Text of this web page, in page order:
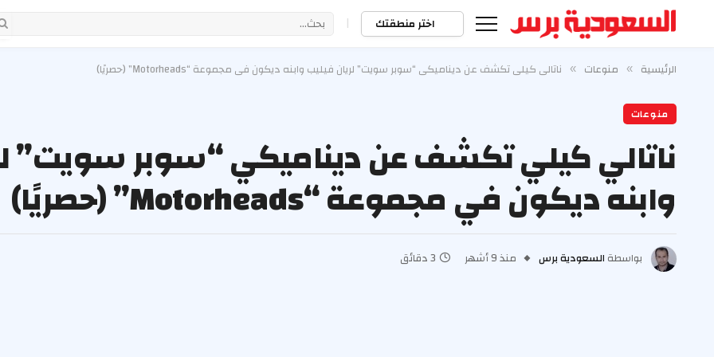
اختر منطقتك |
الرئيسية » منوعات » ناتالي كيلي تكشف عن ديناميكي “سوبر سويت” لريان فيليب وابنه ديكون في مجموعة “Motorheads” (حصريًا)
منوعات
ناتالي كيلي تكشف عن ديناميكي “سوبر سويت”
وابنه ديكون في مجموعة “Motorheads” (حصريًا)
بواسطة السعودية برس منذ 9 أشهر 3 دقائق